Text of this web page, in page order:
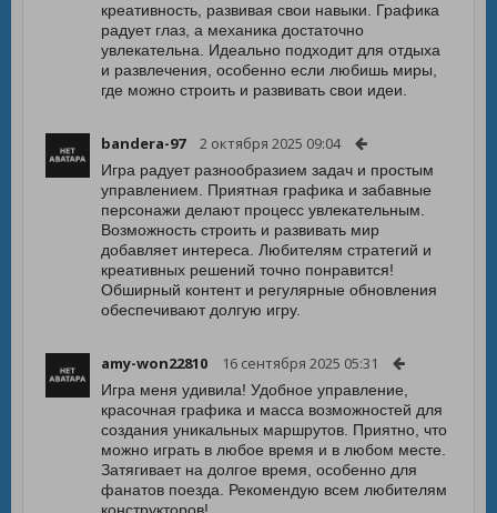
креативность, развивая свои навыки. Графика
радует глаз, а механика достаточно
увлекательна. Идеально подходит для отдыха
и развлечения, особенно если любишь миры,
где можно строить и развивать свои идеи.
bandera-97 2 октября 2025 09:04
Игра радует разнообразием задач и простым
управлением. Приятная графика и забавные
персонажи делают процесс увлекательным.
Возможность строить и развивать мир
добавляет интереса. Любителям стратегий и
креативных решений точно понравится!
Обширный контент и регулярные обновления
обеспечивают долгую игру.
amy-won22810 16 сентября 2025 05:31
Игра меня удивила! Удобное управление,
красочная графика и масса возможностей для
создания уникальных маршрутов. Приятно, что
можно играть в любое время и в любом месте.
Затягивает на долгое время, особенно для
фанатов поезда. Рекомендую всем любителям